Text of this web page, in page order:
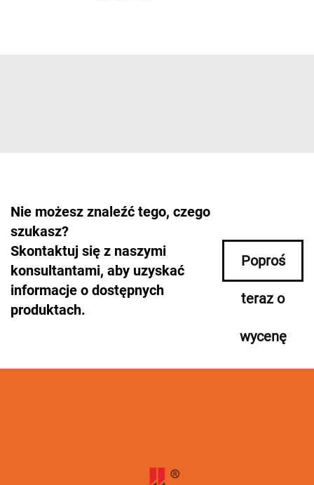
Nie możesz znaleźć tego, czego
szukasz?
Skontaktuj się z naszymi
konsultantami, aby uzyskać
informacje o dostępnych
produktach.
Poproś
teraz o
wycenę